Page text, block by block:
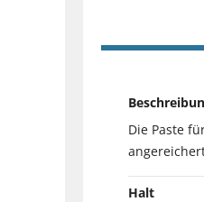
Die Paste
Halt